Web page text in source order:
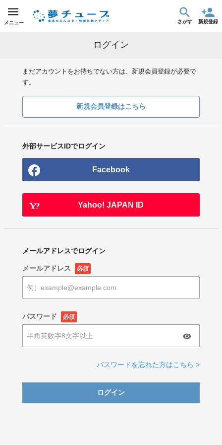
メニュー さがす 新規登録
ログイン
まだアカウントをお持ちでない方は、新規会員登録が必要で
す。
新規会員登録はこちら
外部サービスIDでログイン
Facebook
Yahoo! JAPAN ID
メールアドレスでログイン
メールアドレス 必須
パスワード 必須
パスワードを忘れた方はこちら >
ログイン